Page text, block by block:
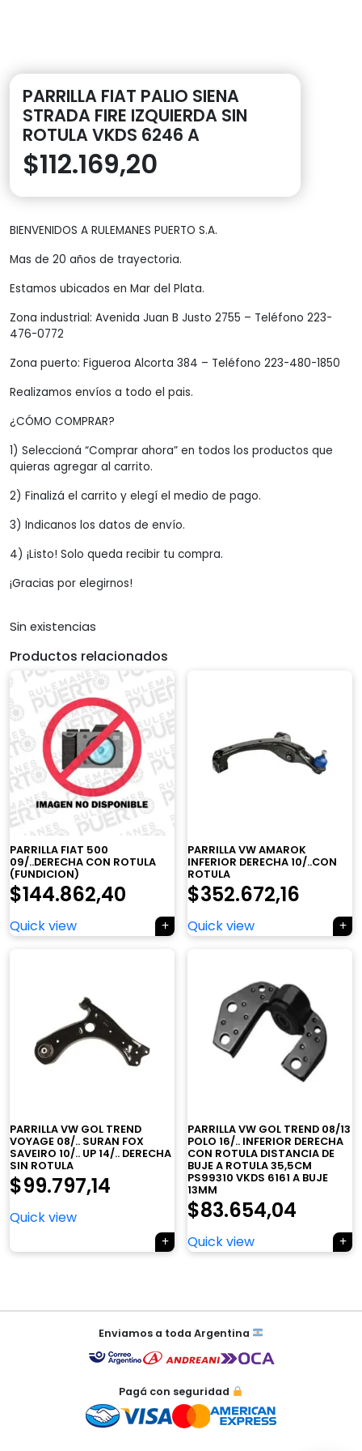
PARRILLA FIAT PALIO SIENA
STRADA FIRE IZQUIERDA SIN
ROTULA VKDS 6246 A
$112.169,20
BIENVENIDOS A RULEMANES PUERTO S.A.
Mas de 20 años de trayectoria.
Estamos ubicados en Mar del Plata.
Zona industrial: Avenida Juan B Justo 2755 – Teléfono 223-
476-0772
Zona puerto: Figueroa Alcorta 384 – Teléfono 223-480-1850
Realizamos envíos a todo el pais.
¿CÓMO COMPRAR?
1) Seleccioná “Comprar ahora” en todos los productos que
quieras agregar al carrito.
2) Finalizá el carrito y elegí el medio de pago.
3) Indicanos los datos de envío.
4) ¡Listo! Solo queda recibir tu compra.
¡Gracias por elegirnos!
Sin existencias
Productos relacionados
PARRILLA FIAT 500
09/..DERECHA CON ROTULA
(FUNDICION)
$144.862,40
Quick view
PARRILLA VW AMAROK
INFERIOR DERECHA 10/..CON
ROTULA
$352.672,16
Quick view
PARRILLA VW GOL TREND
VOYAGE 08/.. SURAN FOX
SAVEIRO 10/.. UP 14/.. DERECHA
SIN ROTULA
$99.797,14
Quick view
PARRILLA VW GOL TREND 08/13
POLO 16/.. INFERIOR DERECHA
CON ROTULA DISTANCIA DE
BUJE A ROTULA 35,5CM
PS99310 VKDS 6161 A BUJE
13MM
$83.654,04
Quick view
entradas
Enviamos a toda Argentina
Pagá con seguridad
×
Tu carrito está vacío.